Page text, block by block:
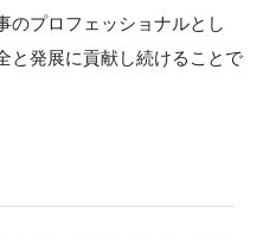
のプロフェッショナルとし
と発展に貢献し続けることで